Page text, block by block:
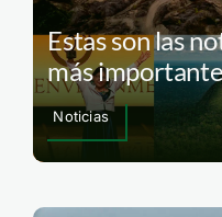
Estas son las
más
Noticias